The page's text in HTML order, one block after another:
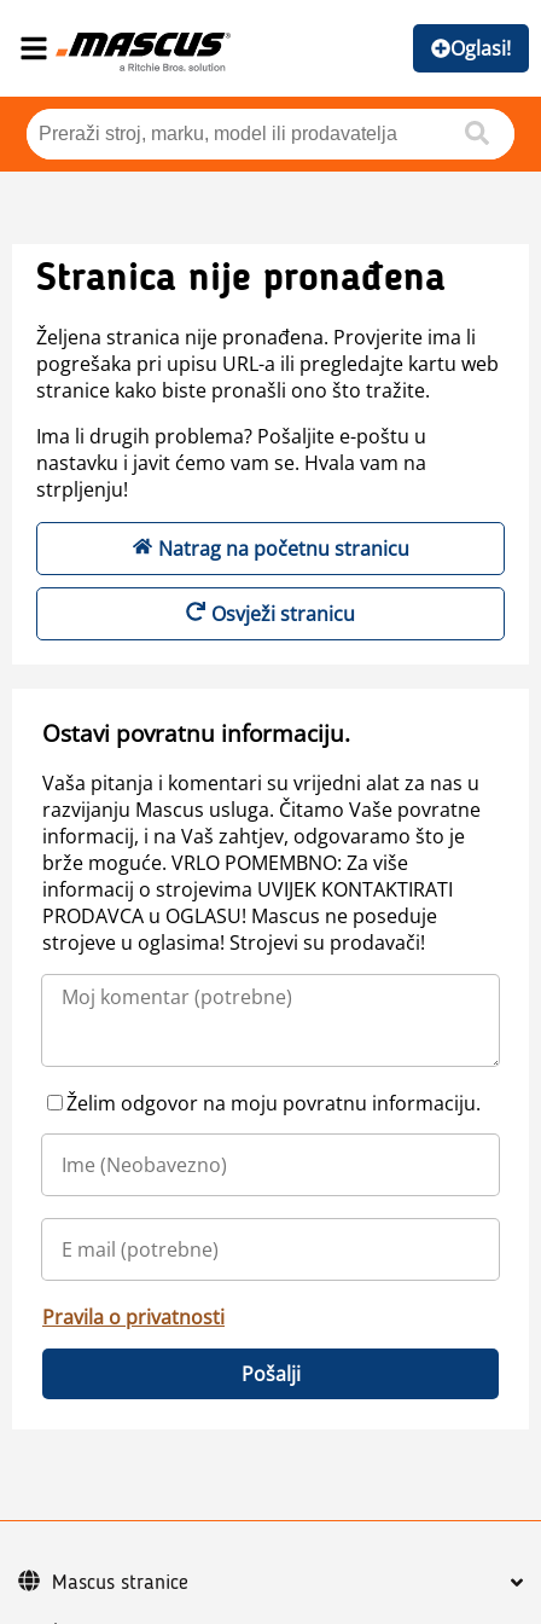
Oglasi!
Stranica nije pronađena
Željena stranica nije pronađena. Provjerite ima li
pogrešaka pri upisu URL-a ili pregledajte kartu web
stranice kako biste pronašli ono što tražite.
Ima li drugih problema? Pošaljite e-poštu u
nastavku i javit ćemo vam se. Hvala vam na
strpljenju!
Natrag na početnu stranicu
Osvježi stranicu
Ostavi povratnu informaciju.
Vaša pitanja i komentari su vrijedni alat za nas u
razvijanju Mascus usluga. Čitamo Vaše povratne
informacij, i na Vaš zahtjev, odgovaramo što je
brže moguće. VRLO POMEMBNO: Za više
informacij o strojevima UVIJEK KONTAKTIRATI
PRODAVCA u OGLASU! Mascus ne poseduje
strojeve u oglasima! Strojevi su prodavači!
Želim odgovor na moju povratnu informaciju.
Pravila o privatnosti
Pošalji
Mascus stranice